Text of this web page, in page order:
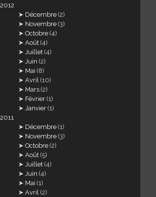
2012
Décembre (2)
Novembre (3)
Octobre (4)
Août (4)
Juillet (4)
Juin (2)
Mai (8)
Avril (10)
Mars (2)
Février (1)
Janvier (1)
2011
Décembre (1)
Novembre (3)
Octobre (2)
Août (5)
Juillet (4)
Juin (4)
Mai (1)
Avril (2)